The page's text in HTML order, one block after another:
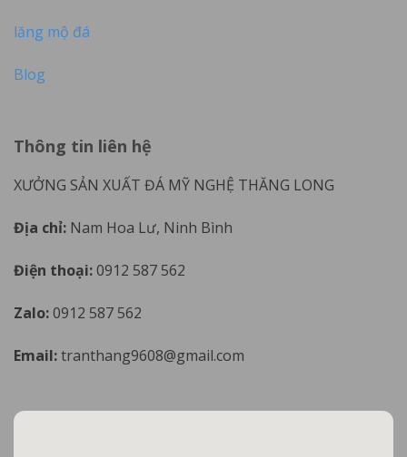
lăng mộ đá
Blog
Thông tin liên hệ
XƯỞNG SẢN XUẤT ĐÁ MỸ NGHỆ THĂNG LONG
Địa chỉ: Nam Hoa Lư, Ninh Bình
Điện thoại:0912 587 562
Zalo:0912 587 562
Email:tranthang9608@gmail.com